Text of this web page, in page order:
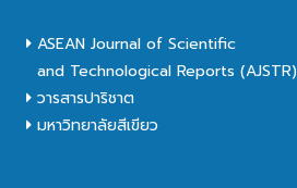
ASEAN Journal of Scientific
and Technological Reports (AJSTR)
วารสารปาริชาต
มหาวิทยาลัยสีเขียว